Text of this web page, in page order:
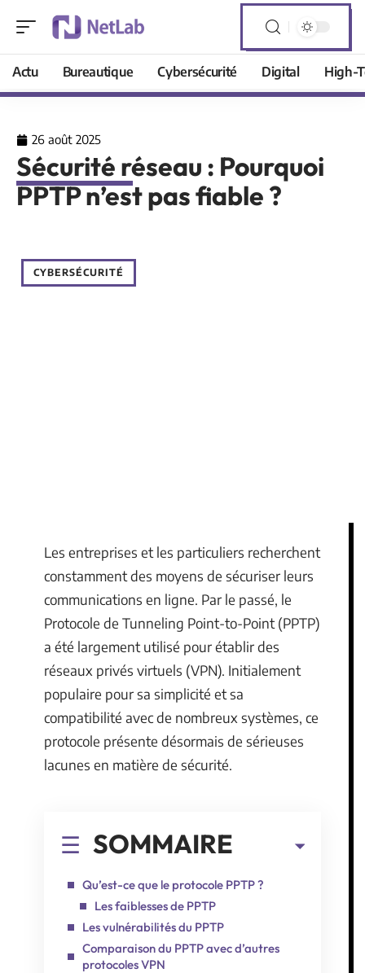
Actu Bureautique Cybersécurité Digital High-
26 août 2025
Sécurité réseau : Pourquoi
PPTP n’est pas fiable ?
CYBERSÉCURITÉ
Les entreprises et les particuliers recherchent
constamment des moyens de sécuriser leurs
communications en ligne. Par le passé, le
Protocole de Tunneling Point-to-Point (PPTP)
a été largement utilisé pour établir des
réseaux privés virtuels (VPN). Initialement
populaire pour sa simplicité et sa
compatibilité avec de nombreux systèmes, ce
protocole présente désormais de sérieuses
lacunes en matière de sécurité.
SOMMAIRE
Qu’est-ce que le protocole PPTP ?
Les faiblesses de PPTP
Les vulnérabilités du PPTP
Comparaison du PPTP avec d’autres
protocoles VPN